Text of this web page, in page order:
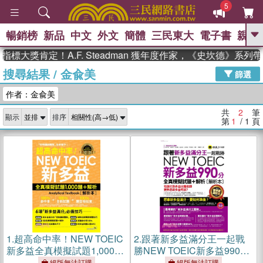
5
GO
高希均教授回憶錄
、 The Odyssey 、 父親節 、 如果歷
獎 臺灣漫遊錄 、 方念華 、 台灣的李
登輝時代
數學女孩：黎曼猜想 、
偉大的迷走神經
暢銷榜 新品 中文 外文 簡體 三民東大 電子書 親子
標大獎肯定！A.F. Steadman 獲年度作家，《史坎德》系列帶
搜尋結果/ 金兪美
篩選
作者：金兪美
顯示 排序 共 2 筆
第 1 / 1 頁
1.超高命中率！NEW TOEIC
新多益全真模擬試題1,000題
2.跟著新多益滿分王一起戰
勝NEW TOEIC新多益990分